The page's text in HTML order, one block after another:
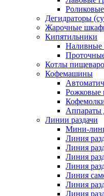
Дегидраторы
Жарочные
Кипятильники
Наливные
Котлы
Кофемашины
Рожковые
Аппараты
Линии раздачи
Мини-
Линия
Линия
Линия
Линия
Линия
Линия
Линия